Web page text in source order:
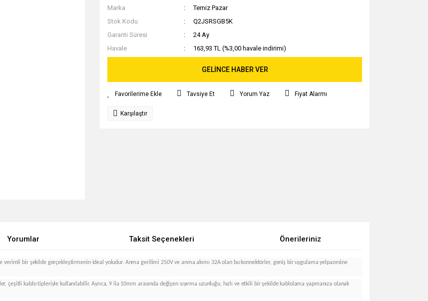
Marka
Temiz Pazar
Stok Kodu
Q2JSRSGB5K
Garanti Süresi
24 Ay
Havale
163,93 TL (%3,00 havale indirimi)
GELİNCE HABER VER
Tavsiye Et Yorum Yaz Fiyat Alarmı
Karşılaştır
Yorumlar Taksit Seçenekleri Önerileriniz
verimli bir şekilde gerçekleştirmenin ideal yoludur. Anma gerilimi 250V ve anma akımı 32A olan bu konnektörler, geniş bir uygulama yelpazesine
çeşitli kablo tipleriyle kullanılabilir. Ayrıca, 9 ila 10mm arasında değişen sıyırma uzunluğu, hızlı ve etkili bir şekilde kablolama yapmanıza olanak